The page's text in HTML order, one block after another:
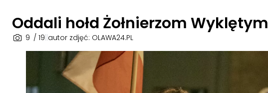
Oddali hołd Żołnierzom Wyklętym
9 / 19 autor zdjęć: OLAWA24.PL